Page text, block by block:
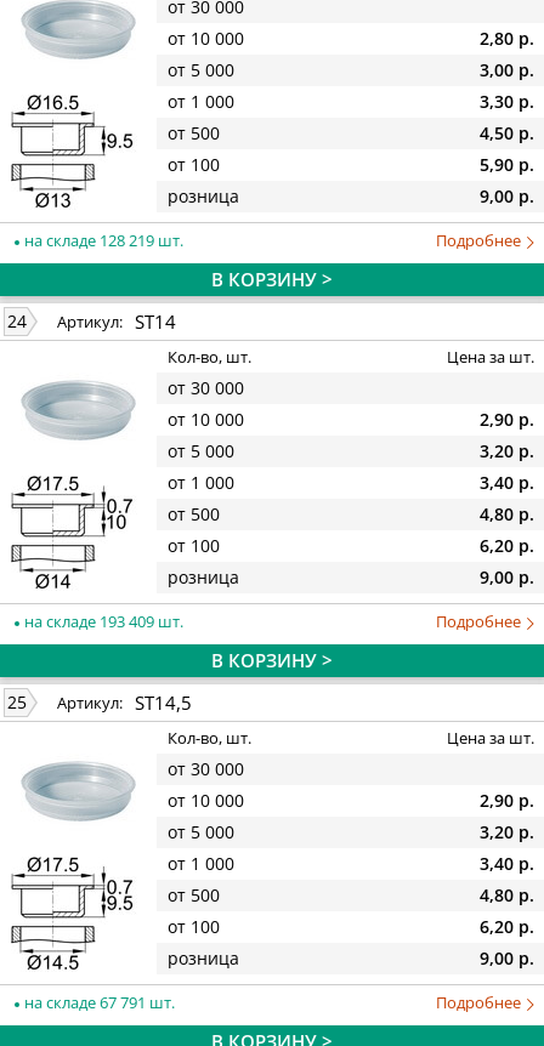
от 30 000
от 10 000
2,80 р.
от 5 000
3,00 р.
от 1 000
3,30 р.
от 500
4,50 р.
от 100
5,90 р.
розница
9,00 р.
на складе 128 219 шт. Подробнее
В КОРЗИНУ >
24 Артикул: ST14
Кол-во, шт. Цена за шт.
от 30 000
от 10 000
2,90 р.
от 5 000
3,20 р.
от 1 000
3,40 р.
от 500
4,80 р.
от 100
6,20 р.
розница
9,00 р.
на складе 193 409 шт. Подробнее
В КОРЗИНУ >
25 Артикул: ST14,5
Кол-во, шт. Цена за шт.
от 30 000
от 10 000
2,90 р.
от 5 000
3,20 р.
от 1 000
3,40 р.
от 500
4,80 р.
от 100
6,20 р.
розница
9,00 р.
на складе 67 791 шт. Подробнее